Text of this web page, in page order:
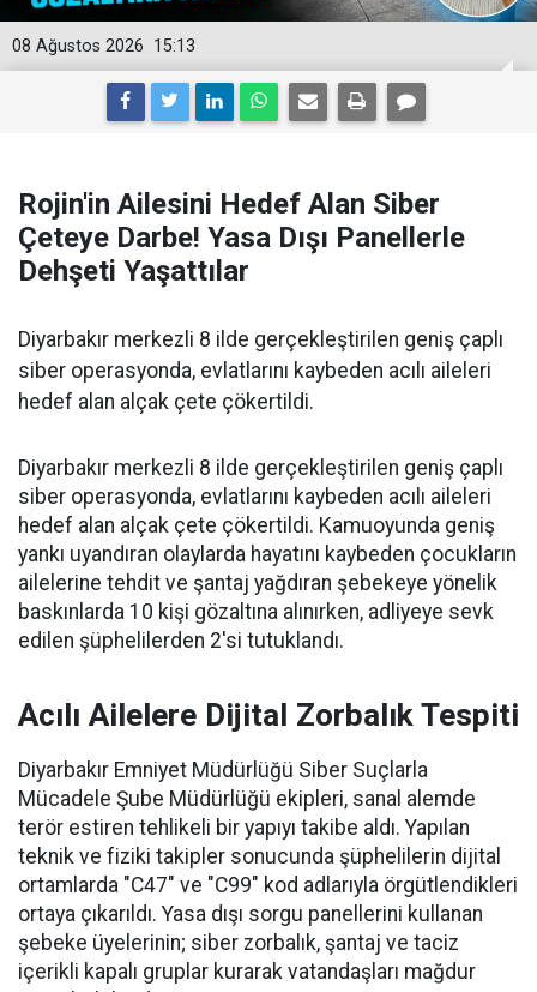
15:13
08 Ağustos 2026
Rojin'in Ailesini Hedef Alan Siber
Çeteye Darbe! Yasa Dışı Panellerle
Dehşeti Yaşattılar
Diyarbakır merkezli 8 ilde gerçekleştirilen geniş çaplı
siber operasyonda, evlatlarını kaybeden acılı aileleri
hedef alan alçak çete çökertildi.
Diyarbakır merkezli 8 ilde gerçekleştirilen geniş çaplı
siber operasyonda, evlatlarını kaybeden acılı aileleri
hedef alan alçak çete çökertildi. Kamuoyunda geniş
yankı uyandıran olaylarda hayatını kaybeden çocukların
ailelerine tehdit ve şantaj yağdıran şebekeye yönelik
baskınlarda 10 kişi gözaltına alınırken, adliyeye sevk
edilen şüphelilerden 2'si tutuklandı.
Acılı Ailelere Dijital Zorbalık Tespiti
Diyarbakır Emniyet Müdürlüğü Siber Suçlarla
Mücadele Şube Müdürlüğü ekipleri, sanal alemde
terör estiren tehlikeli bir yapıyı takibe aldı. Yapılan
teknik ve fiziki takipler sonucunda şüphelilerin dijital
ortamlarda "C47" ve "C99" kod adlarıyla örgütlendikleri
ortaya çıkarıldı. Yasa dışı sorgu panellerini kullanan
şebeke üyelerinin; siber zorbalık, şantaj ve taciz
içerikli kapalı gruplar kurarak vatandaşları mağdur